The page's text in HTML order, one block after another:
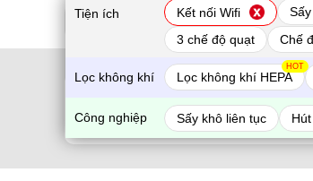
Tiện ích Kết nối Wifi
3 chế độ quạt
Chế
Lọc không khí Lọc không khí HEPA
HOT
Công nghiệp Sấy khô liên tục
Nhận hàng và thanh toán tại nhà